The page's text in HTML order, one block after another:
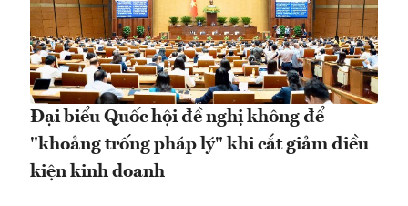
Đại biểu Quốc hội đề nghị không để
"khoảng trống pháp lý" khi cắt giảm điều
kiện kinh doanh